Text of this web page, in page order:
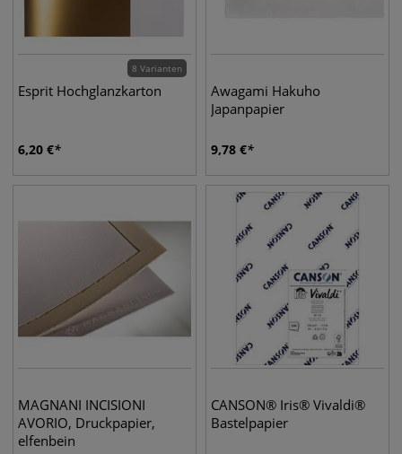
8 Varianten
Esprit Hochglanzkarton
6,20 €
Awagami Hakuho
Japanpapier
9,78 €
MAGNANI INCISIONI
AVORIO, Druckpapier,
elfenbein
CANSON® Iris® Vivaldi®
Bastelpapier